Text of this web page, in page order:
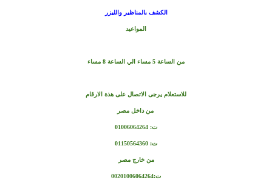
الكشف بالمناظير والليزر
المواعيد
من الساعة 5 مساء الي الساعة 8 مساء
للاستعلام يرجى الاتصال على هذة الارقام
من داخل مصر
ت: 01006064264
ت: 01150564360
من خارج مصر
ت:00201006064264